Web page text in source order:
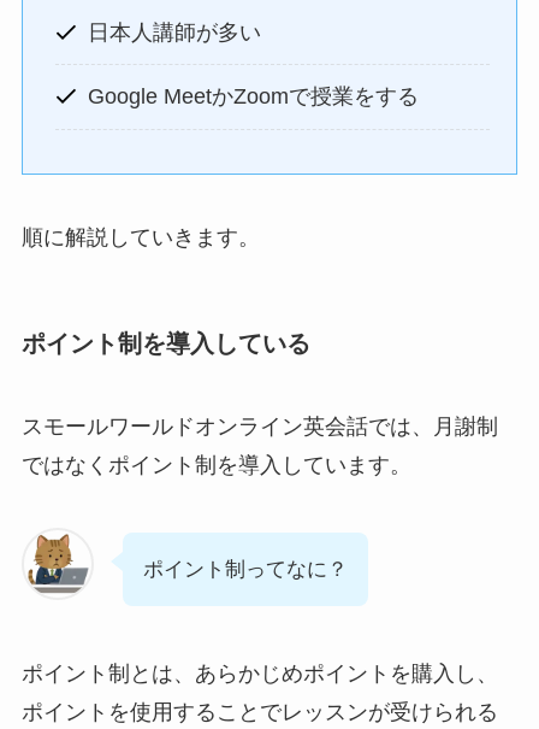
日本人講師が多い
Google MeetかZoomで授業をする
順に解説していきます。
ポイント制を導入している
スモールワールドオンライン英会話では、月謝制
ではなくポイント制を導入しています。
ポイント制ってなに？
ポイント制とは、あらかじめポイントを購入し、
ポイントを使用することでレッスンが受けられる